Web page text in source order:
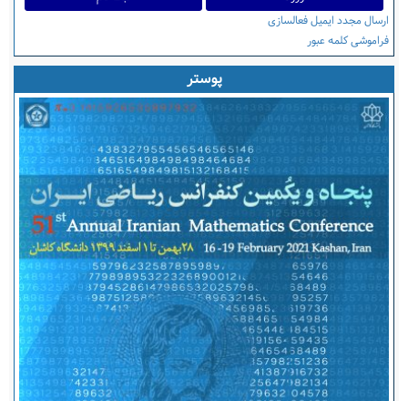
ارسال مجدد ایمیل فعالسازی
فراموشی کلمه عبور
پوستر